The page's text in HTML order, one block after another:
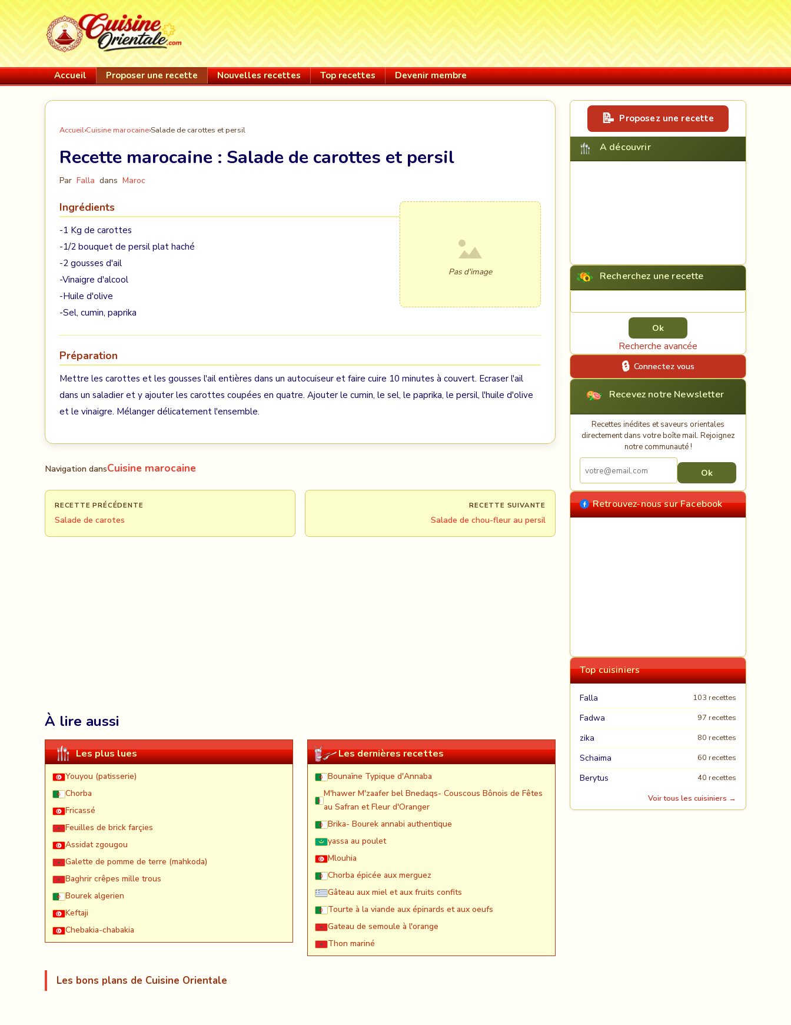
Accueil Proposer une recette Nouvelles recettes Top recettes Devenir membre
Accueil›Cuisine marocaine›Salade de carottes et persil
Recette marocaine : Salade de carottes et persil
Par Falla dans Maroc
Pas d'image
Ingrédients
-1 Kg de carottes
-1/2 bouquet de persil plat haché
-2 gousses d'ail
-Vinaigre d'alcool
-Huile d'olive
-Sel, cumin, paprika
Préparation
Mettre les carottes et les gousses l'ail entières dans un autocuiseur et faire cuire 10 minutes à couvert. Ecraser l'ail
dans un saladier et y ajouter les carottes coupées en quatre. Ajouter le cumin, le sel, le paprika, le persil, l'huile d'olive
et le vinaigre. Mélanger délicatement l'ensemble.
Navigation dansCuisine marocaine
RECETTE PRÉCÉDENTE
Salade de carotes
RECETTE SUIVANTE
Salade de chou-fleur au persil
À lire aussi
Les plus lues
Youyou (patisserie)
Chorba
Fricassé
Feuilles de brick farçies
Assidat zgougou
Galette de pomme de terre (mahkoda)
Baghrir crêpes mille trous
Bourek algerien
Keftaji
Chebakia-chabakia
Les dernières recettes
Bounaïne Typique d'Annaba
M'hawer M'zaafer bel Bnedaqs- Couscous Bônois de Fêtes
au Safran et Fleur d'Oranger
Brika- Bourek annabi authentique
yassa au poulet
Mlouhia
Chorba épicée aux merguez
Gâteau aux miel et aux fruits confits
Tourte à la viande aux épinards et aux oeufs
Gateau de semoule à l'orange
Thon mariné
Les bons plans de Cuisine Orientale
Proposez une recette
A découvrir
Recherchez une recette
Recherche avancée
Connectez vous
Recevez notre Newsletter
Recettes inédites et saveurs orientales
directement dans votre boîte mail. Rejoignez
notre communauté !
Retrouvez-nous sur Facebook
Top cuisiniers
Falla 103 recettes
Fadwa 97 recettes
zika 80 recettes
Schaima 60 recettes
Berytus
40 recettes
Voir tous les cuisiniers →